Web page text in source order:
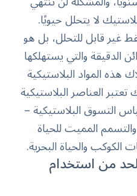
لا يتحلل حيويًا.
غير قابل للتحلل، بل هو
الدقيقة والتي يستهلكها
هذه المواد البلاستيكية
العناصر البلاستيكية
التسوق البلاستيكية –
المميت للحياة
الكوكب والحياة البحرية.
من استخدام